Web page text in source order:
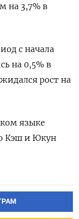
на 3,7% в
с начала
на 0,5% в
рост на
языке
Кэш и Юкун